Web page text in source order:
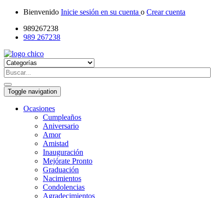
Bienvenido Inicie sesión en su cuenta o Crear cuenta
989267238
989 267238
Toggle navigation
Ocasiones
Cumpleaños
Aniversario
Amor
Amistad
Inauguración
Mejórate Pronto
Graduación
Nacimientos
Condolencias
Agradecimientos